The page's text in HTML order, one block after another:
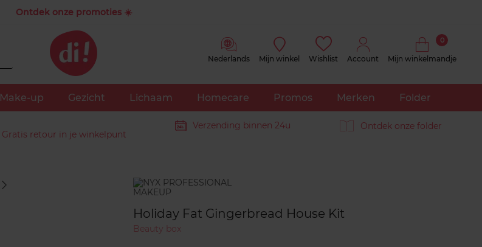
Ontdek onze promoties ☀️
Nederlands Mijn winkel Wishlist Account Mijn winkelmandje
0
Make-up Gezicht Lichaam Homecare Promos Merken Folder
Gratis retour in je winkelpunt
Verzending binnen 24u Ontdek onze folder
Merk
Holiday Fat Gingerbread House Kit
Beauty box